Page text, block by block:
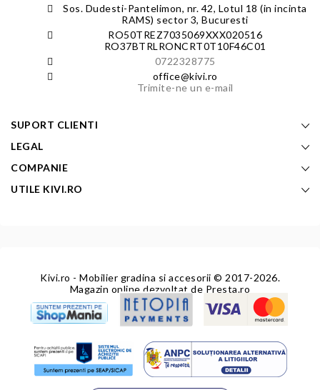
Sos. Dudesti-Pantelimon, nr. 42, Lotul 18 (in incinta
RAMS) sector 3, Bucuresti
RO50TREZ7035069XXX020516
RO37BTRLRONCRT0T10F46C01
0722328775
office@kivi.ro
Trimite-ne un e-mail
SUPORT CLIENTI
LEGAL
COMPANIE
UTILE KIVI.RO
Kivi.ro - Mobilier gradina si accesorii © 2017-2026.
Magazin online dezvoltat de Presta.ro